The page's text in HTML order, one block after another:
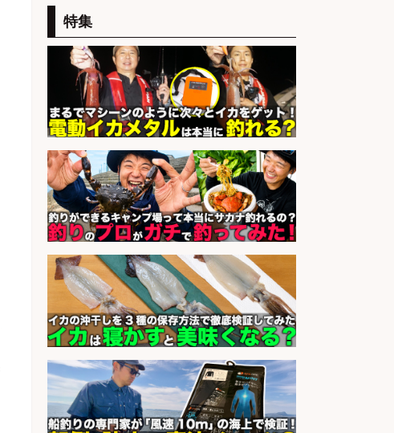
「製造」/釣り好き歓迎
会社名 広松久水産株式会社
sponsored by 求人ボックス
8月開始/釣り具メーカーでの営業ア
シスタントのお仕事/残業なし/即日
会社名 株式会社パソナ
sponsored by 求人ボックス
福岡「現場監督」/釣り好き歓迎/残
業10時間/経験者歓迎
会社名 広松久水産株式会社
sponsored by 求人ボックス
釣り具メーカーの「営業事務」/転
勤なし
会社名 株式会社ジャッカル
sponsored by 求人ボックス
特集